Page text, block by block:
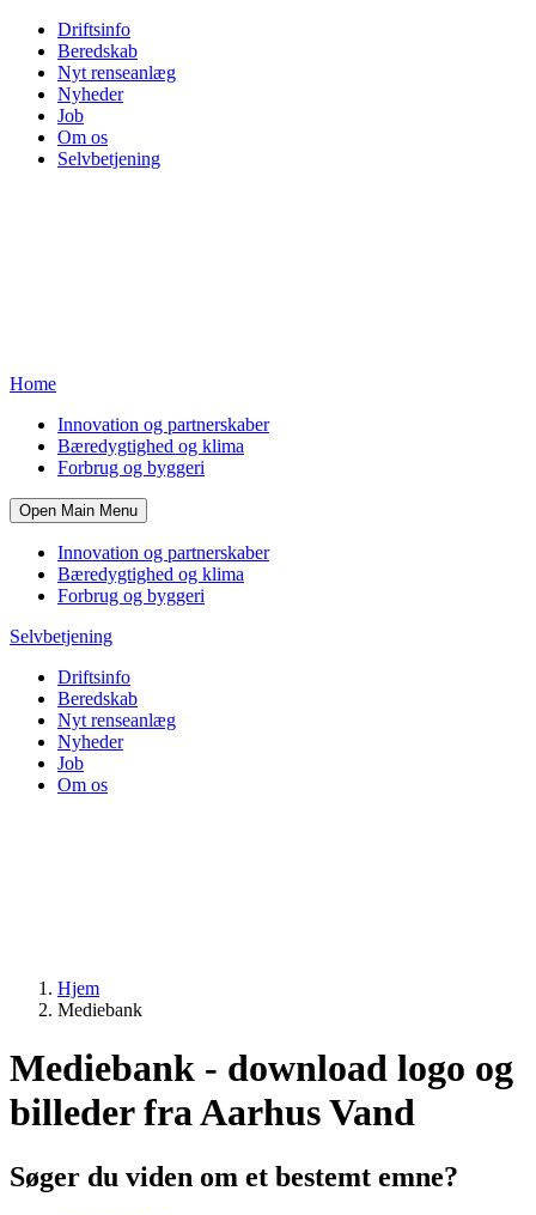
Driftsinfo
Beredskab
Nyt renseanlæg
Nyheder
Job
Om os
Selvbetjening
Home
Innovation og partnerskaber
Bæredygtighed og klima
Forbrug og byggeri
Open Main Menu
Innovation og partnerskaber
Bæredygtighed og klima
Forbrug og byggeri
Selvbetjening
Driftsinfo
Beredskab
Nyt renseanlæg
Nyheder
Job
Om os
Hjem
Mediebank
Mediebank - download logo og
billeder fra Aarhus Vand
Søger du viden om et bestemt emne?